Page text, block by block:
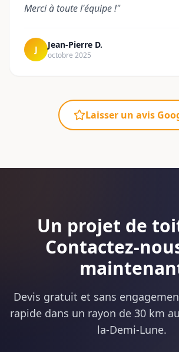
Merci à toute l'équipe !"
J Jean-Pierre D.
octobre 2025
Laisser un avis
Un projet de
Contactez-
Devis gratuit et sans
rapide dans un rayon de 30 km
la-Demi-Lune.